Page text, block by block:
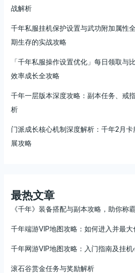
战解析
千年私服挂机保护设置与武功附加属性
期生存的实战攻略
「千年私服操作设置优化」每日领取与
效率成长全攻略
千年一层版本深度攻略：副本任务、戒
析
门派成长核心机制深度解析：千年2月
展攻略
最热文章
《千年》装备搭配与副本攻略，助你称
千年端游VIP地图攻略：如何进入并最大
千年网游VIP地图攻略：入门指南及挂机
滚石谷赏金任务与奖励解析